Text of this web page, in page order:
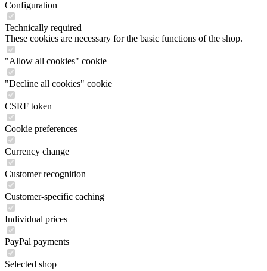
Configuration
Technically required
These cookies are necessary for the basic functions of the shop.
"Allow all cookies" cookie
"Decline all cookies" cookie
CSRF token
Cookie preferences
Currency change
Customer recognition
Customer-specific caching
Individual prices
PayPal payments
Selected shop